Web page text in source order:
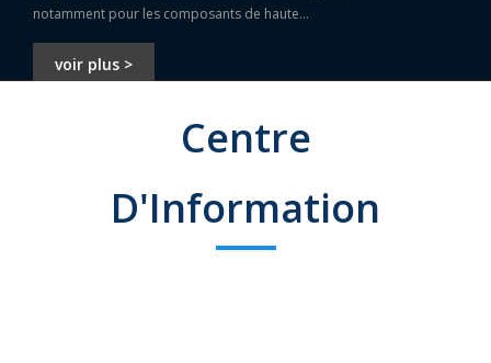
notamment pour les composants de haute
voir plus >
Centre
D'Information